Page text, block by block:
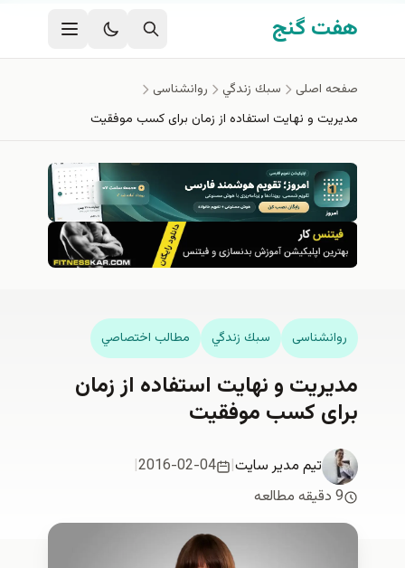
رفتن به محتوای اصلی
هفت گنج
صفحه اصلی سبك زندگي
روانشناسی
مدیریت و نهایت استفاده از زمان برای کسب موفقیت
روانشناسی سبك زندگي مطالب اختصاصي
مدیریت و نهایت استفاده از زمان
برای کسب موفقیت
تیم مدیر سایت|
2016-02-04
|
9 دقیقه مطالعه